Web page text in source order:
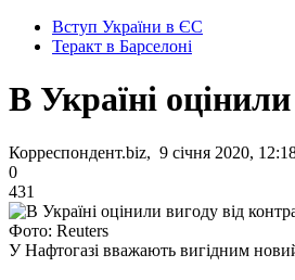
Вступ України в ЄС
Теракт в Барселоні
В Україні
Корреспондент.biz, 9 січня 2020,
0
431
Фото: Reuters
У Нафтогазі вважають вигідним